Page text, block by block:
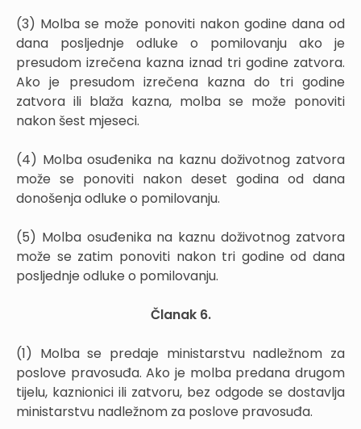
(3) Molba se može ponoviti nakon godine dana od
dana posljednje odluke o pomilovanju ako je
presudom izrečena kazna iznad tri godine zatvora.
Ako je presudom izrečena kazna do tri godine
zatvora ili blaža kazna, molba se može ponoviti
nakon šest mjeseci.
(4) Molba osuđenika na kaznu doživotnog zatvora
može se ponoviti nakon deset godina od dana
donošenja odluke o pomilovanju.
(5) Molba osuđenika na kaznu doživotnog zatvora
može se zatim ponoviti nakon tri godine od dana
posljednje odluke o pomilovanju.
Članak 6.
(1) Molba se predaje ministarstvu nadležnom za
poslove pravosuđa. Ako je molba predana drugom
tijelu, kaznionici ili zatvoru, bez odgode se dostavlja
ministarstvu nadležnom za poslove pravosuđa.